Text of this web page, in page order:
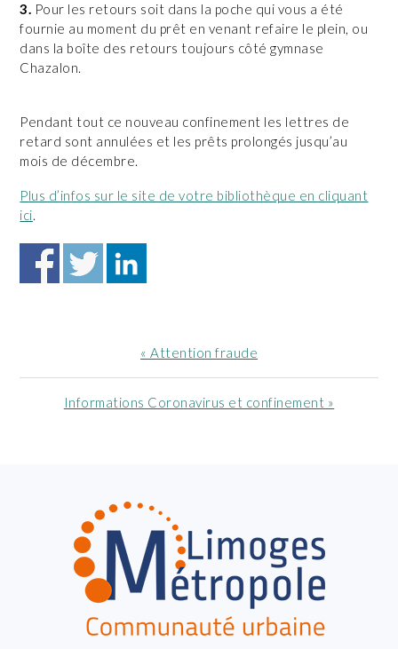
3. Pour les retours soit dans la poche qui vous a été
fournie au moment du prêt en venant refaire le plein, ou
dans la boîte des retours toujours côté gymnase
Chazalon.
Pendant tout ce nouveau confinement les lettres de
retard sont annulées et les prêts prolongés jusqu’au
mois de décembre.
Plus d’infos sur le site de votre bibliothèque en cliquant
ici.
Article
précédent
:
« Attention fraude
Article
Informations Coronavirus et confinement »